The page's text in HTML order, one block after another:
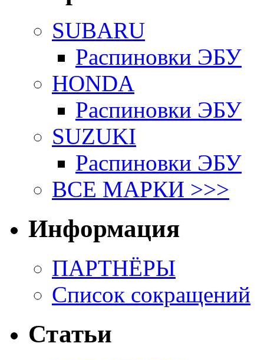
SUBARU
Распиновки ЭБУ
HONDA
Распиновки ЭБУ
SUZUKI
Распиновки ЭБУ
ВСЕ МАРКИ >>>
Информация
ПАРТНЁРЫ
Список сокращений
Статьи